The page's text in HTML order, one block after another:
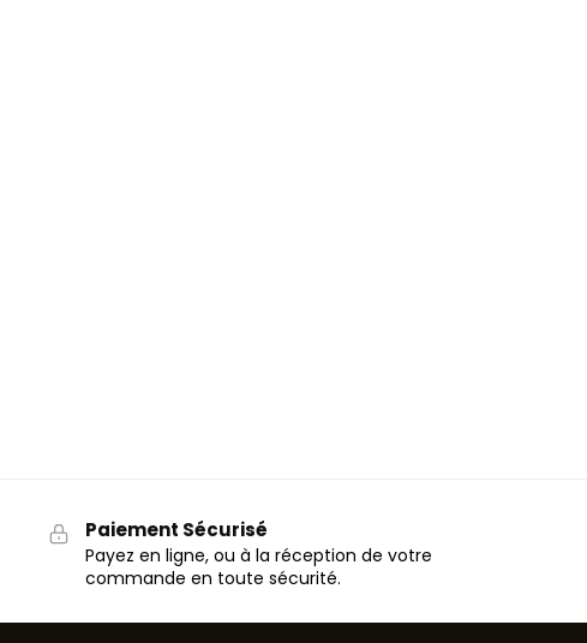
Paiement Sécurisé
Payez en ligne, ou à la réception de votre
commande en toute sécurité.